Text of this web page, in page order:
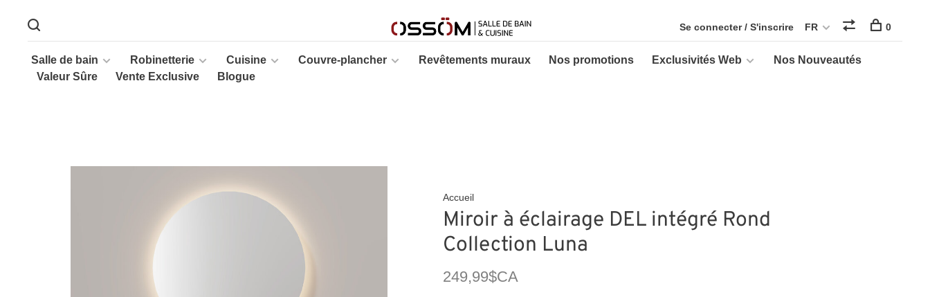
Salle de bain Robinetterie Cuisine Couvre-plancher Revêtements muraux Nos promotions Exclusivités Web
Nos Nouveautés
Valeur Sûre
Vente Exclusive Blogue
Se connecter / S'inscrire FR 0
Accueil
Miroir à éclairage DEL intégré Rond
Collection Luna
249,99$CA